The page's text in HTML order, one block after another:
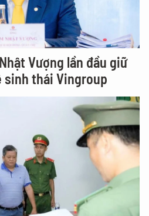
Vượng lần đầu giữ
thái Vingroup